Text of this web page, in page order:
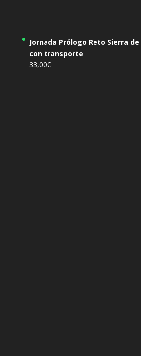
Jornada Prólogo Reto Sierra
con transporte
33,00€